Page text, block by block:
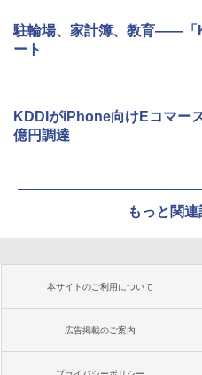
駐輪場、家計簿、教育――「
ート
KDDIがiPhone向けEコマー
億円調達
もっと関
本サイトのご利用について
広告掲載のご案内